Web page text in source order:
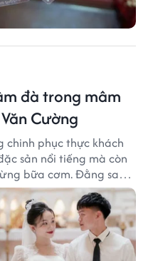
đà trong mâm
Cường
chinh phục thực khách
sản nổi tiếng mà còn
bữa cơm. Đằng sau
được người dân gìn